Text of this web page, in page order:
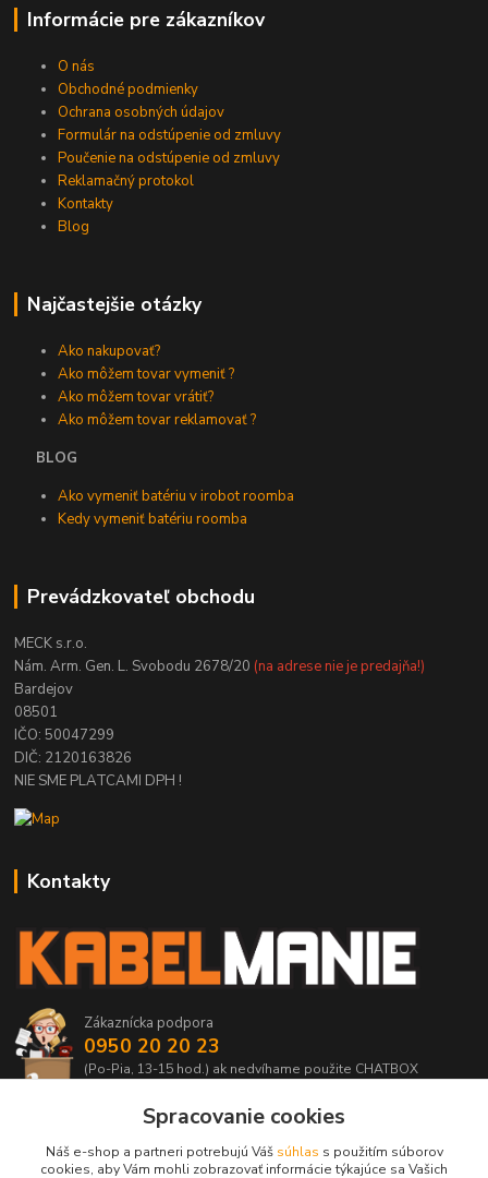
Informácie pre zákazníkov
O nás
Obchodné podmienky
Ochrana osobných údajov
Formulár na odstúpenie od zmluvy
Poučenie na odstúpenie od zmluvy
Reklamačný protokol
Kontakty
Blog
Najčastejšie otázky
Ako nakupovať?
Ako môžem tovar vymeniť ?
Ako môžem tovar vrátiť?
Ako môžem tovar reklamovať ?
BLOG
Ako vymeniť batériu v irobot roomba
Kedy vymeniť batériu roomba
Prevádzkovateľ obchodu
MECK s.r.o.
Nám. Arm. Gen. L. Svobodu 2678/20 (na adrese nie je predajňa!)
Bardejov
08501
IČO: 50047299
DIČ: 2120163826
NIE SME PLATCAMI DPH !
Kontakty
Zákaznícka podpora
0950 20 20 23
(Po-Pia, 13-15 hod.) ak nedvíhame použite CHATBOX
info@kabelmanie.skSpracovanie cookies
Náš e-shop a partneri potrebujú Váš súhlas s použitím súborov
cookies, aby Vám mohli zobrazovať informácie týkajúce sa Vašich